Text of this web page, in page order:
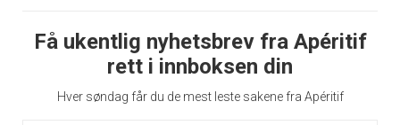
Få ukentlig nyhetsbrev fra Apéritif
rett i innboksen din
Hver søndag får du de mest leste sakene fra Apéritif